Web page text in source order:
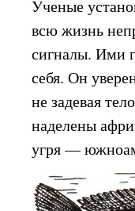
Ученые
всю жизнь
сигналы. Ими
себя. Он
не задевая
наделены
угря —